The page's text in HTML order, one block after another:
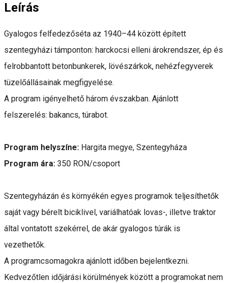
Leírás
Gyalogos felfedezőséta az 1940–44 között épített
szentegyházi támponton: harckocsi elleni árokrendszer, ép és
felrobbantott betonbunkerek, lövészárkok, nehézfegyverek
tüzelőállásainak megfigyelése.
A program igényelhető három évszakban. Ajánlott
felszerelés: bakancs, túrabot.
Program helyszíne: Hargita megye, Szentegyháza
Program ára: 350 RON/csoport
Szentegyházán és környékén egyes programok teljesíthetők
saját vagy bérelt biciklivel, variálhatóak lovas-, illetve traktor
által vontatott szekérrel, de akár gyalogos túrák is
vezethetők.
A programcsomagokra ajánlott időben bejelentkezni.
Kedvezőtlen időjárási körülmények között a programokat nem